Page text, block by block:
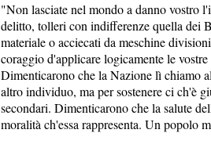
"Non lasciate nel mondo a danno vostro
delitto, tolleri con indifferenze quella dei
materiale o acciecati da meschine
coraggio d'applicare logicamente le
Dimenticarono che la Nazione lì chiamo
altro individuo, ma per sostenere ci ch'è
secondari. Dimenticarono che la salute
moralità ch'essa rappresenta. Un popolo